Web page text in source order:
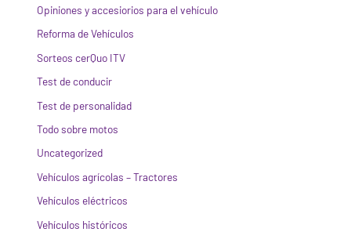
Opiniones y accesiorios para el vehículo
Reforma de Vehículos
Sorteos cerQuo ITV
Test de conducir
Test de personalidad
Todo sobre motos
Uncategorized
Vehículos agrícolas – Tractores
Vehículos eléctricos
Vehículos históricos